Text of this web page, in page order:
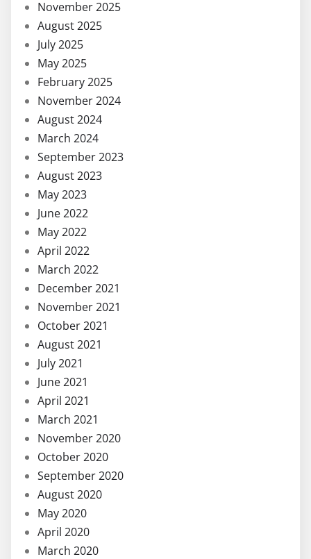
November 2025
August 2025
July 2025
May 2025
February 2025
November 2024
August 2024
March 2024
September 2023
August 2023
May 2023
June 2022
May 2022
April 2022
March 2022
December 2021
November 2021
October 2021
August 2021
July 2021
June 2021
April 2021
March 2021
November 2020
October 2020
September 2020
August 2020
May 2020
April 2020
March 2020